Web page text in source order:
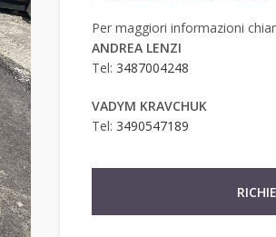
Per maggiori informazioni
ANDREA LENZI
Tel: 3487004248
VADYM KRAVCHUK
Tel: 3490547189